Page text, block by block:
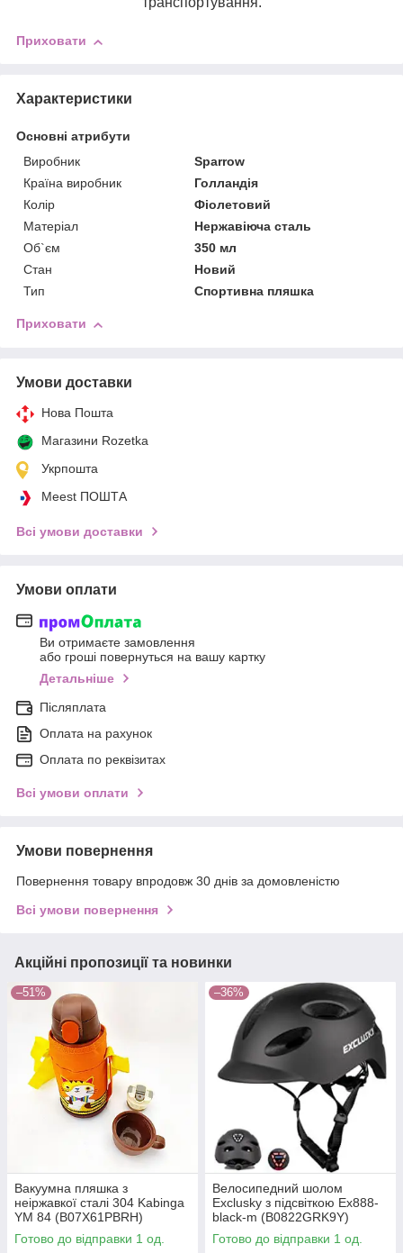
Приховати
Характеристики
Основні атрибути
Виробник
Sparrow
Країна виробник
Голландія
Колір
Фіолетовий
Матеріал
Нержавіюча сталь
Об`єм
350 мл
Стан
Новий
Тип
Спортивна пляшка
Приховати
Умови доставки
Нова Пошта
Магазини Rozetka
Укрпошта
Meest ПОШТА
Всі умови доставки
Умови оплати
Ви отримаєте замовлення
або гроші повернуться на вашу картку
Детальніше
Післяплата
Оплата на рахунок
Оплата по реквізитах
Всі умови оплати
Умови повернення
Повернення товару впродовж 30 днів за домовленістю
Всі умови повернення
Акційні пропозиції та новинки
–51%
Вакуумна пляшка з
неіржавкої сталі 304 Kabinga
YM 84 (B07X61PBRH)
Готово до відправки 1 од.
–36%
Велосипедний шолом
Exclusky з підсвіткою Ex888-
black-m (B0822GRK9Y)
(вітрина) 0308
Готово до відправки 1 од.